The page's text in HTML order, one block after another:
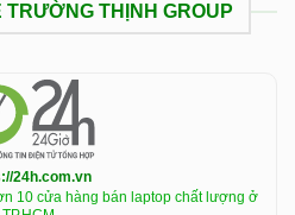
TRƯỜNG THỊNH GROUP
24h.com.vn
10 cửa hàng bán laptop chất lượng ở